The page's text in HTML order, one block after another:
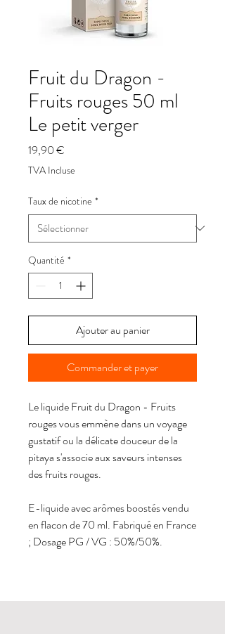
Fruit du Dragon -
Fruits rouges 50 ml
Le petit verger
19,90 €
TVA Incluse
Taux de nicotine *
Quantité *
Ajouter au panier
Commander et payer
Le liquide Fruit du Dragon - Fruits
rouges vous emmène dans un voyage
gustatif ou la délicate douceur de la
pitaya s'associe aux saveurs intenses
des fruits rouges.
E-liquide avec arômes boostés vendu
en flacon de 70 ml. Fabriqué en France
; Dosage PG / VG : 50%/50%.